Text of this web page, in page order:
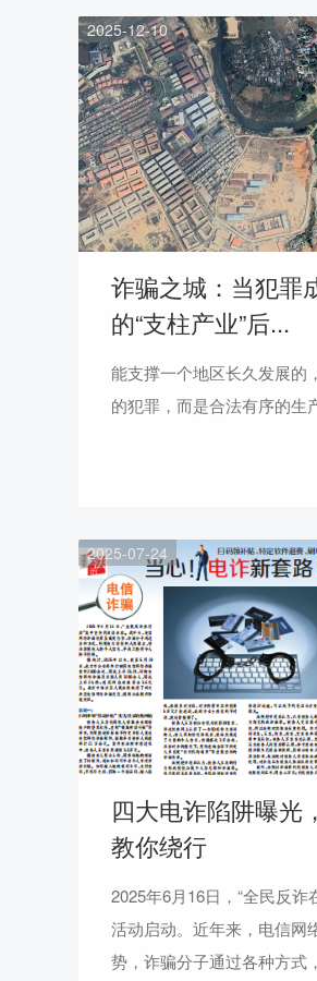
2025-12-10
诈骗之城：当犯罪
的“支柱产业”后...
能支撑一个地区长久发展的
的犯罪，而是合法有序的生
2025-07-24
四大电诈陷阱曝光
教你绕行
2025年6月16日，“全民反诈
活动启动。近年来，电信网
势，诈骗分子通过各种方式